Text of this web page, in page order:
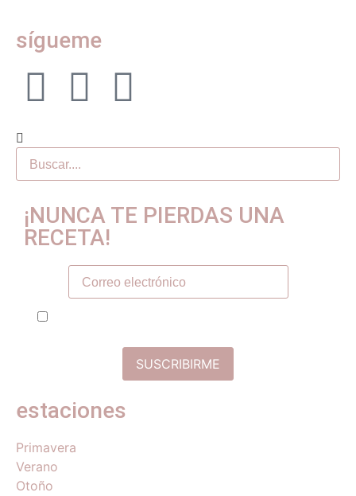
sígueme
¡NUNCA TE PIERDAS UNA
RECETA!
Tú correo electronico
estaciones
Primavera
Verano
Otoño